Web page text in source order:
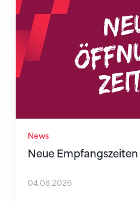
News
Neue
04.08.2026